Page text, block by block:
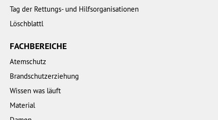
Tag der Rettungs- und Hilfsorganisationen
Löschblattl
FACHBEREICHE
Atemschutz
Brandschutzerziehung
Wissen was läuft
Material